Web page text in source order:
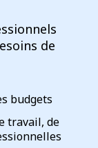
de
budgets
travail, de